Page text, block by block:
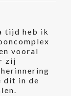
tijd heb ik
vooral
zij
dit in de